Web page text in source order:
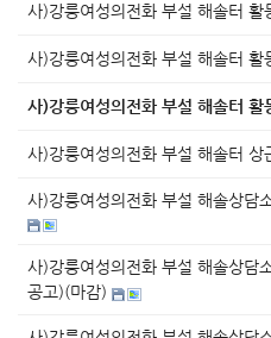
사)강릉여성의전화 부설 해솔터 활
사)강릉여성의전화 부설 해솔터 활
사)강릉여성의전화 부설 해솔터 활
사)강릉여성의전화 부설 해솔터 상
사)강릉여성의전화 부설 해솔상담
사)강릉여성의전화 부설 해솔상담
공고)(마감)